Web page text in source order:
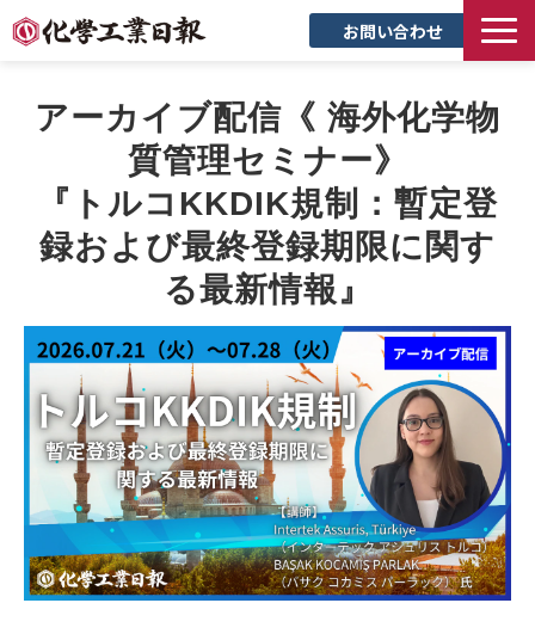
お問い合わせ
新聞について
サービス
トピックス
セミナー
創立90周年記念サイト
企業情報
採用情報
アーカイブ配信《 海外化学物
質管理セミナー》
『トルコKKDIK規制：暫定登
録および最終登録期限に関す
る最新情報』